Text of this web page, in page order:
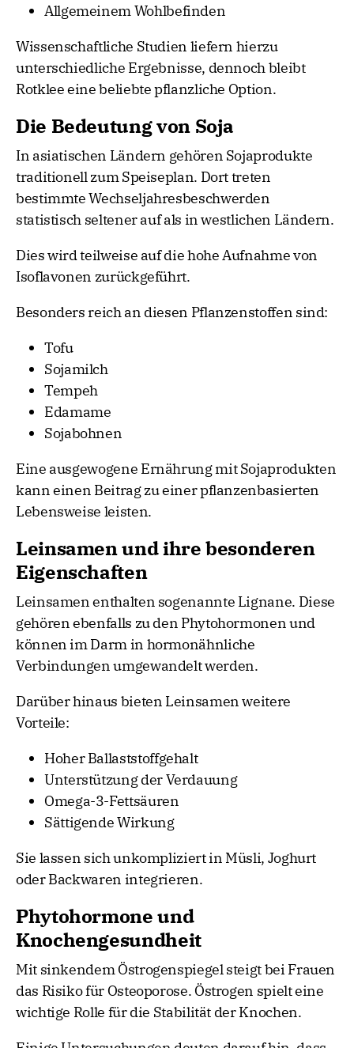
Allgemeinem Wohlbefinden
Wissenschaftliche Studien liefern hierzu
unterschiedliche Ergebnisse, dennoch bleibt
Rotklee eine beliebte pflanzliche Option.
Die Bedeutung von Soja
In asiatischen Ländern gehören Sojaprodukte
traditionell zum Speiseplan. Dort treten
bestimmte Wechseljahresbeschwerden
statistisch seltener auf als in westlichen Ländern.
Dies wird teilweise auf die hohe Aufnahme von
Isoflavonen zurückgeführt.
Besonders reich an diesen Pflanzenstoffen sind:
Tofu
Sojamilch
Tempeh
Edamame
Sojabohnen
Eine ausgewogene Ernährung mit Sojaprodukten
kann einen Beitrag zu einer pflanzenbasierten
Lebensweise leisten.
Leinsamen und ihre besonderen
Eigenschaften
Leinsamen enthalten sogenannte Lignane. Diese
gehören ebenfalls zu den Phytohormonen und
können im Darm in hormonähnliche
Verbindungen umgewandelt werden.
Darüber hinaus bieten Leinsamen weitere
Vorteile:
Hoher Ballaststoffgehalt
Unterstützung der Verdauung
Omega-3-Fettsäuren
Sättigende Wirkung
Sie lassen sich unkompliziert in Müsli, Joghurt
oder Backwaren integrieren.
Phytohormone und
Knochengesundheit
Mit sinkendem Östrogenspiegel steigt bei Frauen
das Risiko für Osteoporose. Östrogen spielt eine
wichtige Rolle für die Stabilität der Knochen.